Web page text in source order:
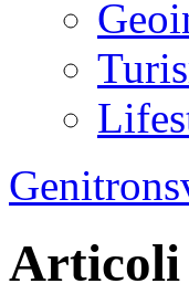
Articoli